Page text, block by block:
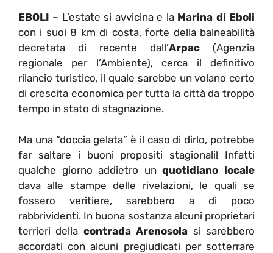
EBOLI – L’estate si avvicina e la Marina di Eboli
con i suoi 8 km di costa, forte della balneabilità
decretata di recente dall’Arpac (Agenzia
regionale per l’Ambiente), cerca il definitivo
rilancio turistico, il quale sarebbe un volano certo
di crescita economica per tutta la città da troppo
tempo in stato di stagnazione.
Ma una “doccia gelata” è il caso di dirlo, potrebbe
far saltare i buoni propositi stagionali! Infatti
qualche giorno addietro unquotidiano locale
dava alle stampe delle rivelazioni, le quali se
fossero veritiere, sarebbero a di poco
rabbrividenti. In buona sostanza alcuni proprietari
terrieri della contrada Arenosola si sarebbero
accordati con alcuni pregiudicati per sotterrare